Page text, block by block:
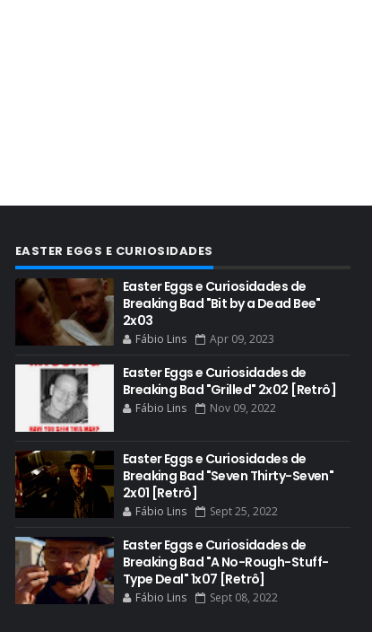
EASTER EGGS E CURIOSIDADES
Easter Eggs e Curiosidades de
Breaking Bad "Bit by a Dead Bee"
2x03
Fábio Lins Apr 09, 2023
Easter Eggs e Curiosidades de
Breaking Bad "Grilled" 2x02 [Retrô]
Fábio Lins Nov 09, 2022
Easter Eggs e Curiosidades de
Breaking Bad "Seven Thirty-Seven"
2x01 [Retrô]
Fábio Lins Sept 25, 2022
Easter Eggs e Curiosidades de
Breaking Bad "A No-Rough-Stuff-
Type Deal" 1x07 [Retrô]
Fábio Lins Sept 08, 2022